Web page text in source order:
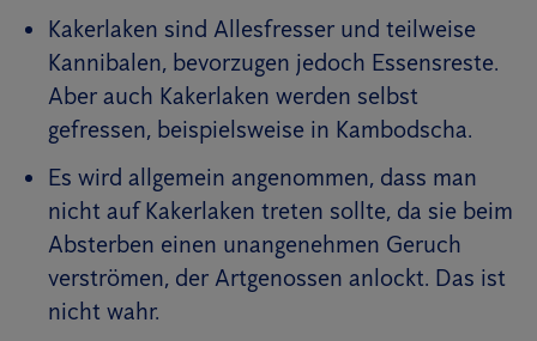
Kakerlaken sind Allesfresser und teilweise
Kannibalen, bevorzugen jedoch Essensreste.
Aber auch Kakerlaken werden selbst
gefressen, beispielsweise in Kambodscha.
Es wird allgemein angenommen, dass man
nicht auf Kakerlaken treten sollte, da sie beim
Absterben einen unangenehmen Geruch
verströmen, der Artgenossen anlockt. Das ist
nicht wahr.